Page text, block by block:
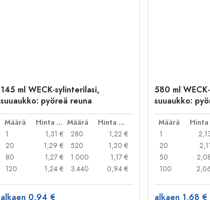
145 ml WECK-sylinterilasi,
suuaukko: pyöreä reuna
Määrä Hinta per kpl Määrä
Hinta per kpl
1
1,31 €
20
1,29 €
80
1,27 €
120
1,24 €
280
1,22 €
520
1,20 €
1.000
1,17 €
3.440
0,94 €
alkaen 0,94 €
580 ml
suuaukko:
Määrä
1
20
50
100
alkaen 1,68 €